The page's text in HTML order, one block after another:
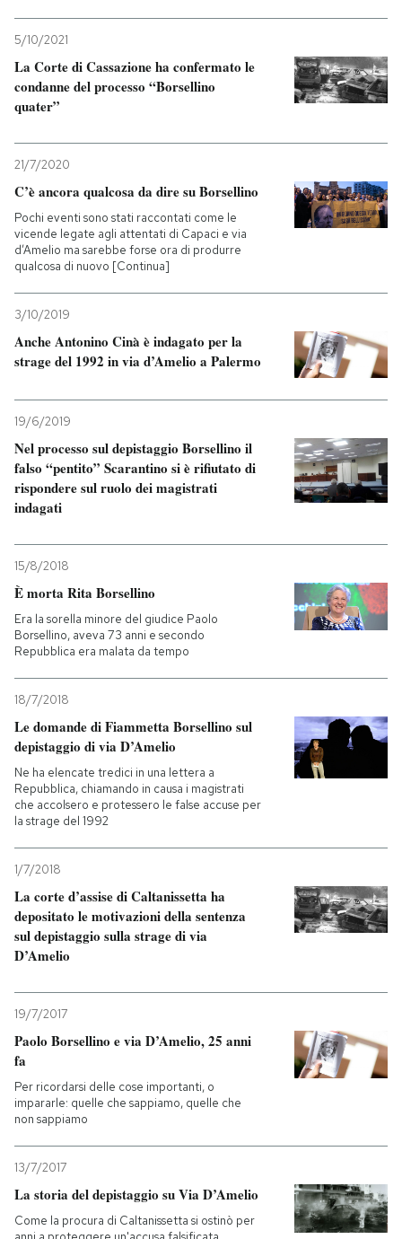
5/10/2021
La Corte di Cassazione ha confermato le
condanne del processo “Borsellino
quater”
21/7/2020
C’è ancora qualcosa da dire su Borsellino
Pochi eventi sono stati raccontati come le
vicende legate agli attentati di Capaci e via
d’Amelio ma sarebbe forse ora di produrre
qualcosa di nuovo [Continua]
3/10/2019
Anche Antonino Cinà è indagato per la
strage del 1992 in via d’Amelio a Palermo
19/6/2019
Nel processo sul depistaggio Borsellino il
falso “pentito” Scarantino si è rifiutato di
rispondere sul ruolo dei magistrati
indagati
15/8/2018
È morta Rita Borsellino
Era la sorella minore del giudice Paolo
Borsellino, aveva 73 anni e secondo
Repubblica era malata da tempo
18/7/2018
Le domande di Fiammetta Borsellino sul
depistaggio di via D’Amelio
Ne ha elencate tredici in una lettera a
Repubblica, chiamando in causa i magistrati
che accolsero e protessero le false accuse per
la strage del 1992
1/7/2018
La corte d’assise di Caltanissetta ha
depositato le motivazioni della sentenza
sul depistaggio sulla strage di via
D’Amelio
19/7/2017
Paolo Borsellino e via D’Amelio, 25 anni
fa
Per ricordarsi delle cose importanti, o
impararle: quelle che sappiamo, quelle che
non sappiamo
13/7/2017
La storia del depistaggio su Via D’Amelio
Come la procura di Caltanissetta si ostinò per